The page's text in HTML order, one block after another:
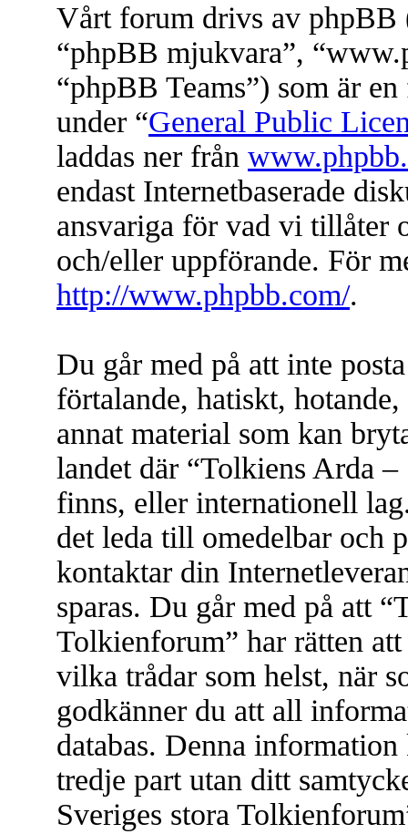
Vårt forum drivs av phpBB
“phpBB mjukvara”,
“phpBB Teams”) som är
under “General Public
laddas ner från
endast Internetbaserade
ansvariga för vad vi tillåter
och/eller uppförande. För
http://www.phpbb.com/.
Du går med på att inte
förtalande, hatiskt,
annat material som kan
landet där “Tolkiens Arda
finns, eller internationell
det leda till omedelbar och
kontaktar din
sparas. Du går med på att
Tolkienforum” har rätten
vilka trådar som helst, när
godkänner du att all
databas. Denna
tredje part utan ditt
Sveriges stora